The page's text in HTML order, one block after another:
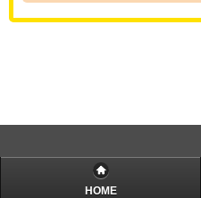
HOME